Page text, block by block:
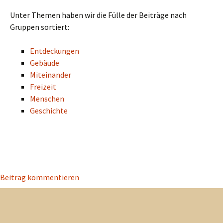
Unter Themen haben wir die Fülle der Beiträge nach
Gruppen sortiert:
Entdeckungen
Gebäude
Miteinander
Freizeit
Menschen
Geschichte
Beitrag kommentieren